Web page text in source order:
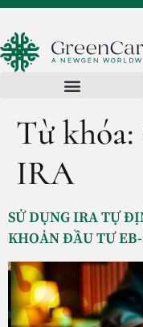
Từ khóa:
IRA
SỬ DỤNG IRA TỰ
KHOẢN ĐẦU TƯ